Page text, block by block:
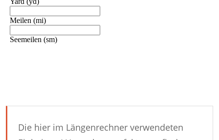
Die hier im Längenrechner verwendeten